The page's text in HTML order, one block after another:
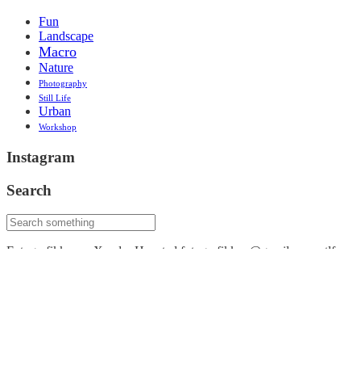
Fun
Landscape
Macro
Nature
Photography
Still Life
Urban
Workshop
Instagram
Search
Fotografikken v. Xandra Housted fotografikken@gmail.com - tlf.: